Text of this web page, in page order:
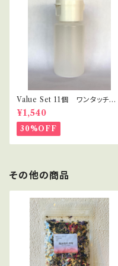
Value Set 11個 ワンタッチキ
ャップ プラボトル 30ml セラ
ピスト・講座用
¥1,540
30%OFF
その他の商品